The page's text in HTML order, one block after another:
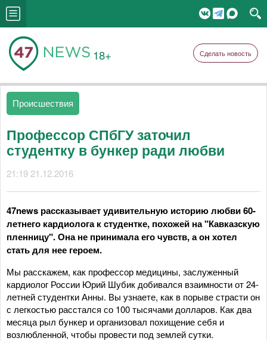
18+ Сделать новость
Происшествия
Профессор СПбГУ заточил
студентку в бункер ради любви
21:19 21.12.2016
47news рассказывает удивительную историю любви 60-
летнего кардиолога к студентке, похожей на "Кавказскую
пленницу". Она не принимала его чувств, а он хотел
стать для нее героем.
Мы расскажем, как профессор медицины, заслуженный
кардиолог России Юрий Шубик добивался взаимности от 24-
летней студентки Анны. Вы узнаете, как в порыве страсти он
с легкостью расстался со 100 тысячами долларов. Как два
месяца рыл бункер и организовал похищение себя и
возлюбленной, чтобы провести под землей сутки.